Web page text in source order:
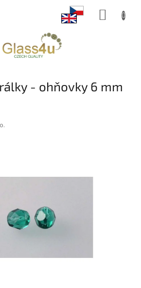
- ohňovky 6 mm